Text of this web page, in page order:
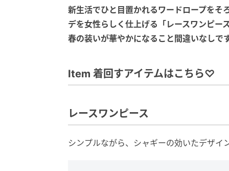
新生活でひと目置かれるワードロープを
デを女性らしく仕上げる「レースワンピー
春の装いが華やかになること間違いなしで
Item 着回すアイテムはこちら♡
レースワンピース
シンプルながら、シャギーの効いたデザ